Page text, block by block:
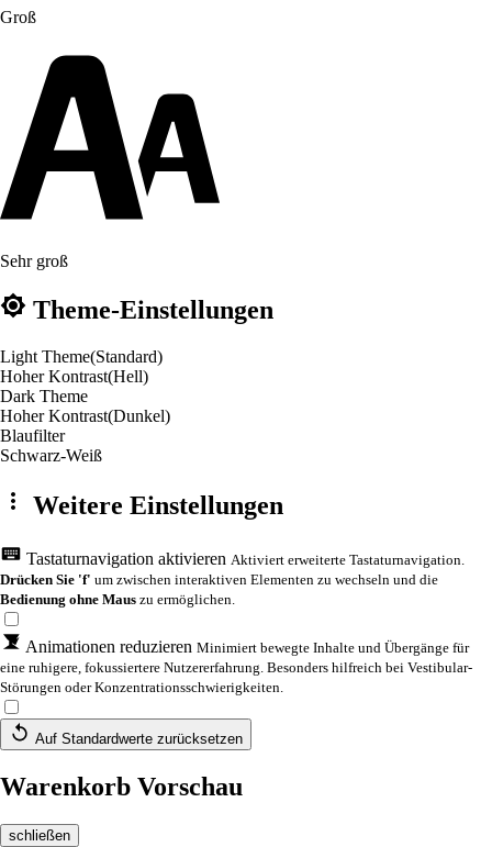
Groß
Sehr groß
Theme-Einstellungen
Light Theme(Standard)
Hoher Kontrast(Hell)
Dark Theme
Hoher Kontrast(Dunkel)
Blaufilter
Schwarz-Weiß
Weitere Einstellungen
Tastaturnavigation aktivieren Aktiviert erweiterte Tastaturnavigation.
Drücken Sie 'f' um zwischen interaktiven Elementen zu wechseln und die
Bedienung ohne Maus zu ermöglichen.
Animationen reduzieren Minimiert bewegte Inhalte und Übergänge für
eine ruhigere, fokussiertere Nutzererfahrung. Besonders hilfreich bei Vestibular-
Störungen oder Konzentrationsschwierigkeiten.
Auf Standardwerte zurücksetzen
Warenkorb Vorschau
schließen